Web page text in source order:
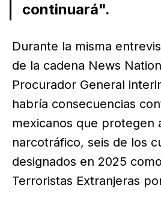
continuará".
Durante la misma
de la cadena News
Procurador General
habría consecuencias
mexicanos que protegen
narcotráfico, seis de los
designados en 2025
Terroristas Extranjeras